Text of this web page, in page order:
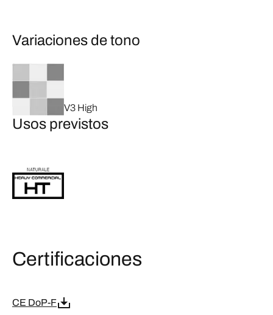
Variaciones de tono
V3 High
Usos previstos
Certificaciones
CE DoP-F